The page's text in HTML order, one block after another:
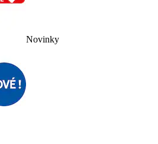
Novinky